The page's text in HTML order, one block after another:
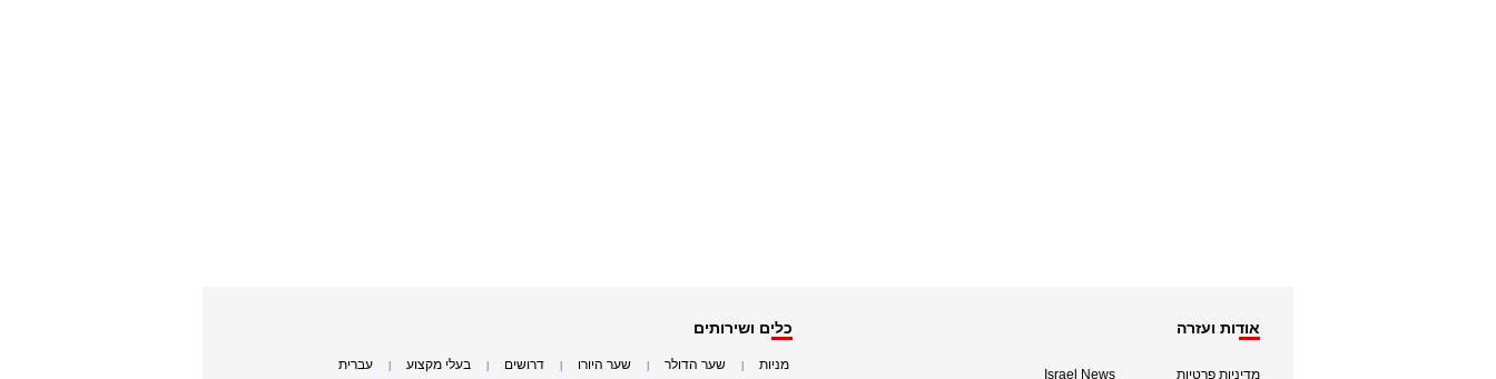
אודות ועזרה
מדיניות פרטיות Israel News
כלים ושירותים
מניות שער הדולר שער היורו דרושים בעלי מקצוע עברית